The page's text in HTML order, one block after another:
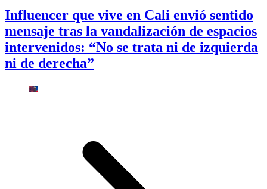
Influencer que vive en Cali envió sentido
mensaje tras la vandalización de espacios
intervenidos: “No se trata ni de izquierda
ni de derecha”